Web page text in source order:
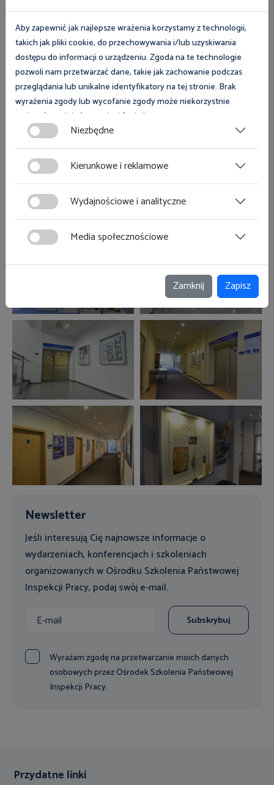
Newsletter
Jeśli interesują Cię najnowsze informacje o
wydarzeniach, konferencjach i szkoleniach
organizowanych w Ośrodku Szkolenia Państwowej
Inspekcji Pracy, podaj swój e-mail.
Subskrybuj
Wyrażam zgodę na przetwarzanie moich danych
osobowych przez Ośrodek Szkolenia Państwowej
Inspekcji Pracy.
Przydatne linki
Aby zapewnić jak najlepsze wrażenia korzystamy z technologii,
takich jak pliki cookie, do przechowywania i/lub uzyskiwania
dostępu do informacji o urządzeniu. Zgoda na te technologie
pozwoli nam przetwarzać dane, takie jak zachowanie podczas
przeglądania lub unikalne identyfikatory na tej stronie. Brak
wyrażenia zgody lub wycofanie zgody może niekorzystnie
wpłynąć na niektóre cechy i funkcje.
Zgoda na pliki cookies jest dobrowolna i można ją wycofać lub
zmodyfikować w dowolnym momencie klikając w przycisk
ciasteczka w lewym dolnym rogu strony. Więcej informacji
znajdziesz w
Niezbędne
Kierunkowe i reklamowe
Wydajnościowe i analityczne
Media społecznościowe
Zamknij Zapisz